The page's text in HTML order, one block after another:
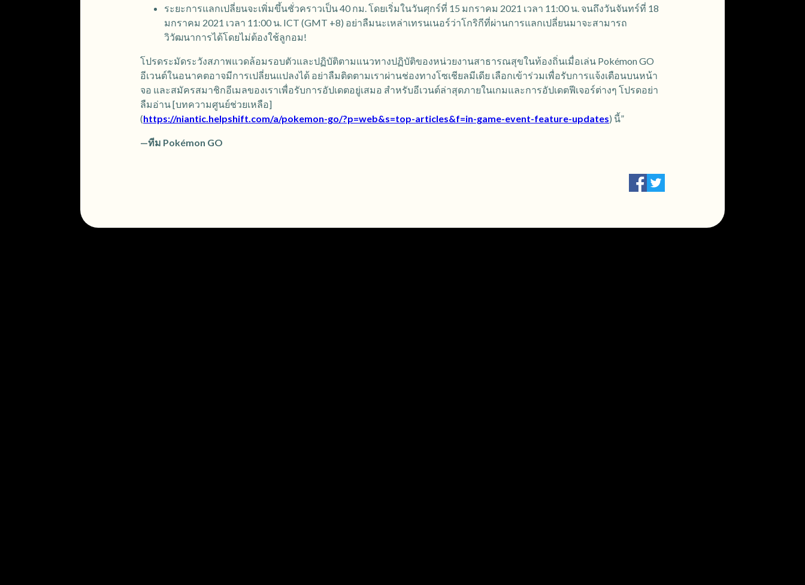
ระยะการแลกเปลี่ยนจะเพิ่มขึ้นชั่วคราวเป็น 40 กม. โดยเริ่มในวันศุกร์ที่ 15 มกราคม 2021 เวลา 11:00 น. จนถึงวันจันทร์ที่ 18
มกราคม 2021 เวลา 11:00 น. ICT (GMT +8) อย่าลืมนะเหล่าเทรนเนอร์ว่าโกริกีที่ผ่านการแลกเปลี่ยนมาจะสามารถ
วิวัฒนาการได้โดยไม่ต้องใช้ลูกอม!
โปรดระมัดระวังสภาพแวดล้อมรอบตัวและปฏิบัติตามแนวทางปฏิบัติของหน่วยงานสาธารณสุขในท้องถิ่นเมื่อเล่น Pokémon GO
อีเวนต์ในอนาคตอาจมีการเปลี่ยนแปลงได้ อย่าลืมติดตามเราผ่านช่องทางโซเชียลมีเดีย เลือกเข้าร่วมเพื่อรับการแจ้งเตือนบนหน้า
จอ และสมัครสมาชิกอีเมลของเราเพื่อรับการอัปเดตอยู่เสมอ สำหรับอีเวนต์ล่าสุดภายในเกมและการอัปเดตฟีเจอร์ต่างๆ โปรดอย่า
ลืมอ่าน [บทความศูนย์ช่วยเหลือ]
(https://niantic.helpshift.com/a/pokemon-go/?p=web&s=top-articles&f=in-game-event-feature-updates) นี้”
—ทีม Pokémon GO